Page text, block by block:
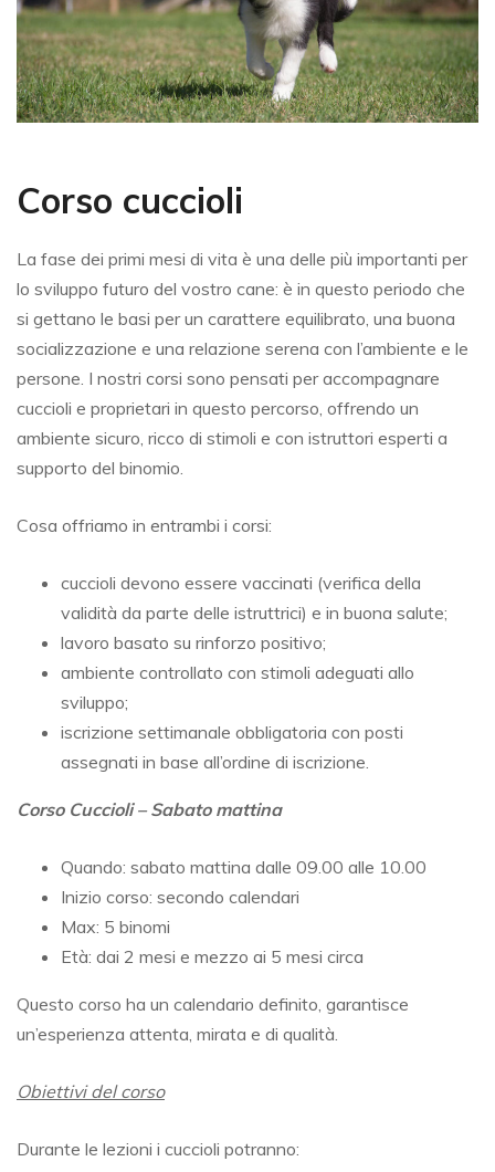
Corso cuccioli
La fase dei primi mesi di vita è una delle più importanti per
lo sviluppo futuro del vostro cane: è in questo periodo che
si gettano le basi per un carattere equilibrato, una buona
socializzazione e una relazione serena con l’ambiente e le
persone. I nostri corsi sono pensati per accompagnare
cuccioli e proprietari in questo percorso, offrendo un
ambiente sicuro, ricco di stimoli e con istruttori esperti a
supporto del binomio.
Cosa offriamo in entrambi i corsi:
cuccioli devono essere vaccinati (verifica della
validità da parte delle istruttrici) e in buona salute;
lavoro basato su rinforzo positivo;
ambiente controllato con stimoli adeguati allo
sviluppo;
iscrizione settimanale obbligatoria con posti
assegnati in base all’ordine di iscrizione.
Corso Cuccioli – Sabato mattina
Quando: sabato mattina dalle 09.00 alle 10.00
Inizio corso: secondo calendari
Max: 5 binomi
Età: dai 2 mesi e mezzo ai 5 mesi circa
Questo corso ha un calendario definito, garantisce
un’esperienza attenta, mirata e di qualità.
Obiettivi del corso
Durante le lezioni i cuccioli potranno: